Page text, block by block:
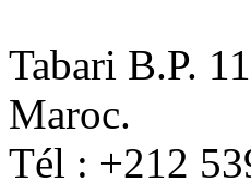
Tabari B.P.
Maroc.
Tél : +212